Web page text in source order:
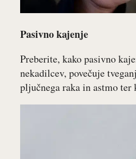
Pasivno kajenje
Preberite, kako pasivno
nekadilcev, povečuje
pljučnega raka in astmo